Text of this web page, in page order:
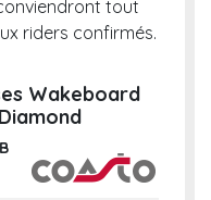
tout
riders confirmés.
Wakeboard